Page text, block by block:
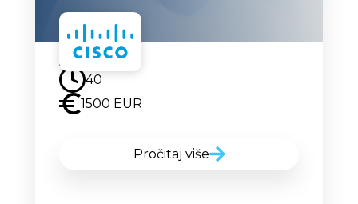
Uskoro
40
1500 EUR
Pročitaj više